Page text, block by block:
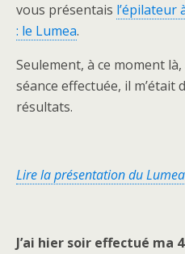
vous présentais l’épilateur
: le Lumea.
Seulement, à ce moment
séance effectuée, il m’était
résultats.
Lire la présentation du
J’ai hier soir effectué ma